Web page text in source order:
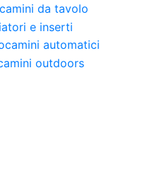
da tavolo
e inserti
automatici
outdoors